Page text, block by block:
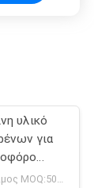
υλικό
για